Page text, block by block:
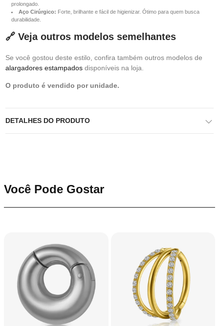
prolongado.
Aço Cirúrgico: Forte, brilhante e fácil de higienizar. Ótimo para quem busca
durabilidade.
🔗 Veja outros modelos semelhantes
Se você gostou deste estilo, confira também outros modelos de
alargadores estampados disponíveis na loja.
O produto é vendido por unidade.
DETALHES DO PRODUTO
Você Pode Gostar